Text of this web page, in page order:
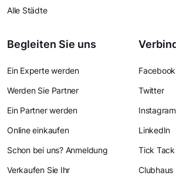
Alle Städte
Begleiten Sie uns
Ein Experte werden
Werden Sie Partner
Ein Partner werden
Online einkaufen
Schon bei uns? Anmeldung
Verkaufen Sie Ihr
Facebook
Twitter
Instagram
LinkedIn
Tick Tack
Clubhaus